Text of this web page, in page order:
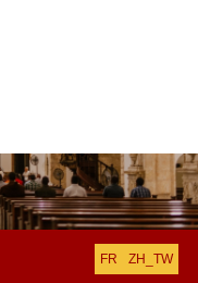
FR ZH_TW